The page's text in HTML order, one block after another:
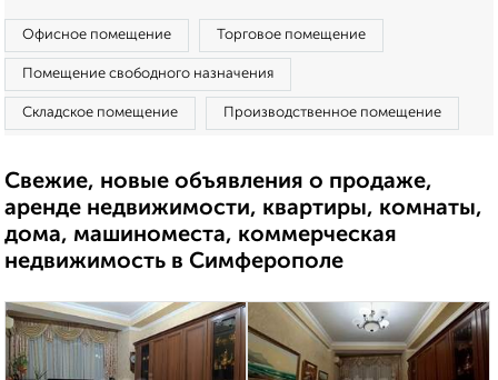
Офисное помещение Торговое помещение
Помещение свободного назначения
Складское помещение Производственное помещение
Свежие, новые объявления о продаже,
аренде недвижимости, квартиры, комнаты,
дома, машиноместа, коммерческая
недвижимость в Симферополе